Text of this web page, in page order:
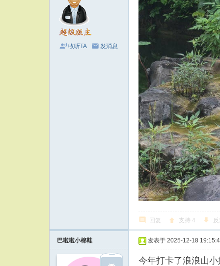
收听TA 发消息
回复 支持 4
巴啦啦小棉鞋 发表于 2025-12-18
今年打卡了浪浪山